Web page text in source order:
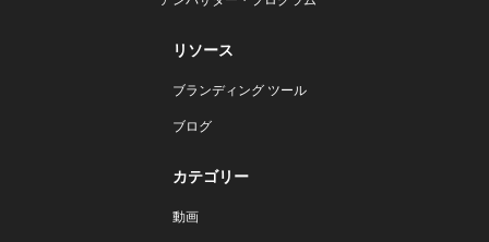
リソース
ブランディング ツール
ブログ
カテゴリー
動画